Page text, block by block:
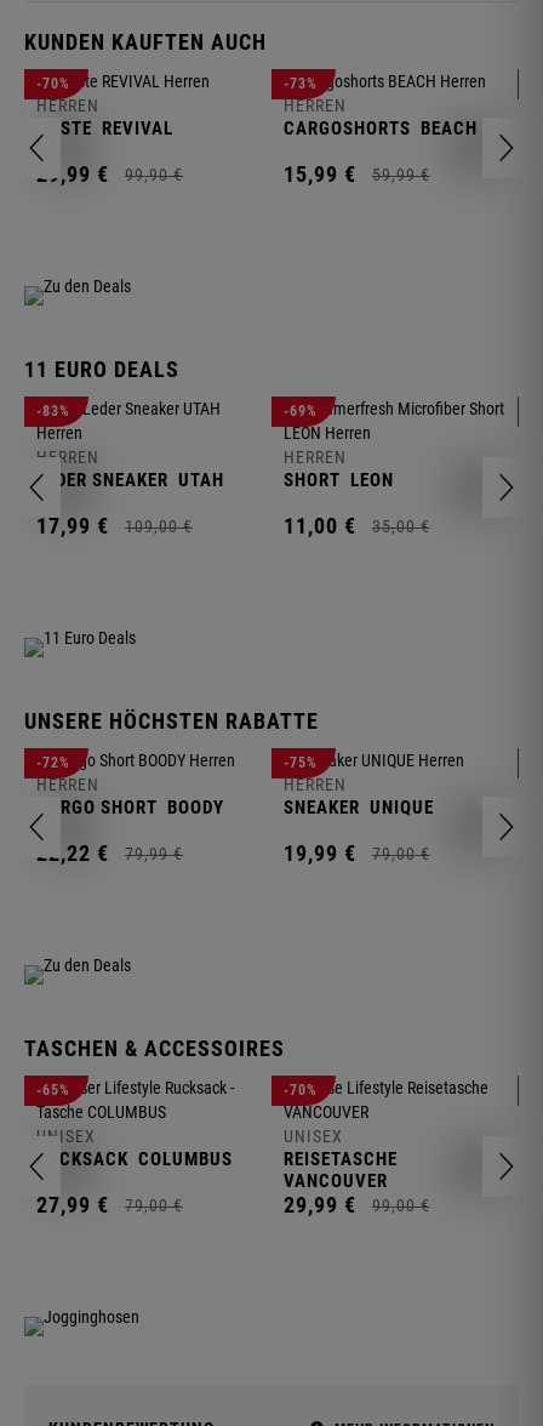
KUNDEN KAUFTEN AUCH
-70%
HERREN
WESTE REVIVAL
29,99 € 99,90 €
-73%
HERREN
CARGOSHORTS BEACH
15,99 € 59,99 €
11 EURO DEALS
-83%
HERREN
LEDER SNEAKER UTAH
17,99 € 109,00 €
-69%
HERREN
SHORT LEON
11,00 € 35,00 €
UNSERE HÖCHSTEN RABATTE
-72%
HERREN
CARGO SHORT BOODY
22,22 € 79,99 €
-75%
HERREN
SNEAKER UNIQUE
19,99 € 79,00 €
TASCHEN & ACCESSOIRES
-65%
UNISEX
RUCKSACK COLUMBUS
27,99 € 79,00 €
-70%
UNISEX
REISETASCHE
VANCOUVER
29,99 € 99,00 €